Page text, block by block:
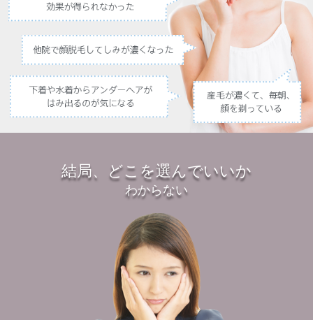
結局、どこを選んでいいか
わからない